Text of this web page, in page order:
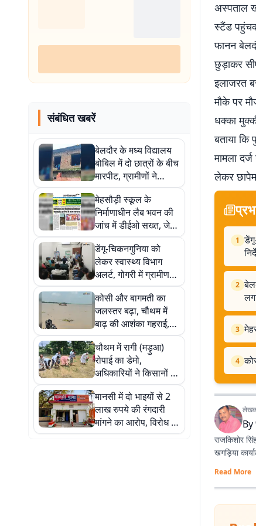
संबंधित खबरें
बेलदौर के मध्य विद्यालय
बोबिल में दो छात्रों के बीच
मारपीट, ग्रामीणों ने
शिक्षकों की लापरवाही का
लगाया आरोप
मेहसौड़ी स्कूल के
निर्माणाधीन लैब भवन की
जांच में डीईओ सख्त, जेई
को 24 घंटे में मांगे
दस्तावेज
डेंगू-चिकनगुनिया को
लेकर स्वास्थ्य विभाग
अलर्ट, गोगरी में ग्रामीण
चिकित्सकों को दिए गए
विशेष निर्देश
कोसी और बागमती का
जलस्तर बढ़ा, चौथम में
बाढ़ की आशंका गहराई,
तटबंधों पर बढ़ी निगरानी
चौथम में रागी (मड़ुआ)
रोपाई का डेमो,
अधिकारियों ने किसानों के
साथ खेत में उतरकर दिया
श्री अन्न की खेती का
संदेश
मानसी में दो भाइयों से 2
लाख रुपये की रंगदारी
मांगने का आरोप, विरोध पर
फायरिंग, चार नामजद
अस्पताल
स्टैंड
फानन
छुड़ाकर
इलाजरत
मौके पर
धक्का
बताया
मामला
लेकर
1
2
3
4
By
राजकिशोर
खगड़िया
Read More